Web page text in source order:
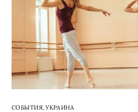
СОБЫТИЯ,УКРАИНА